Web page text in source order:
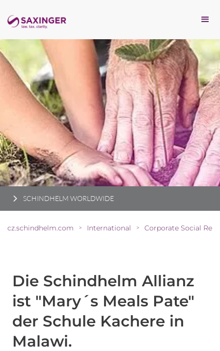
SCHINDHELM WORLDWIDE
cz.schindhelm.com > International >
Die Schindhelm Allianz
ist "Mary´s Meals Pate"
der Schule Kachere in
Malawi.